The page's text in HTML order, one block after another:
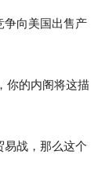
争向美国出售产
你的内阁将这描
战，那么这个